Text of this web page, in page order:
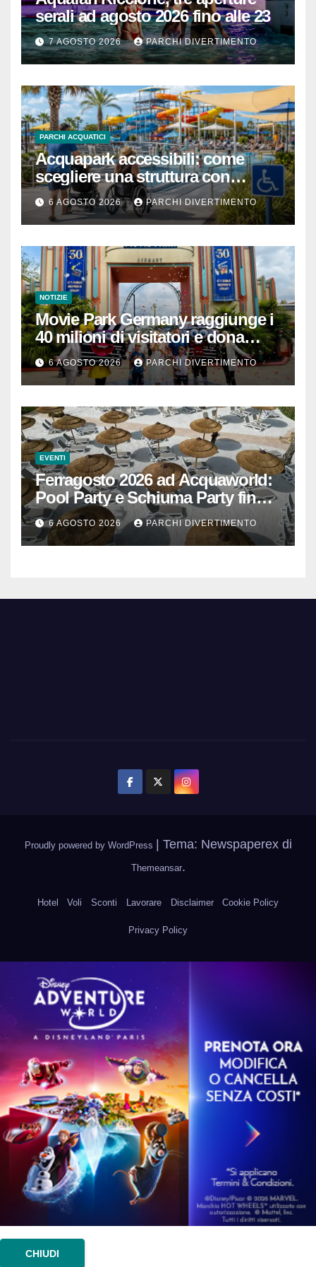
serali ad agosto 2026 fino alle 23
7 AGOSTO 2026 PARCHI DIVERTIMENTO
PARCHI ACQUATICI
Acquapark accessibili: come
scegliere una struttura con
passeggino o sedia a rotelle
6 AGOSTO 2026 PARCHI DIVERTIMENTO
NOTIZIE
Movie Park Germany raggiunge i
40 milioni di visitatori e dona
40.000 euro
6 AGOSTO 2026 PARCHI DIVERTIMENTO
EVENTI
Ferragosto 2026 ad Acquaworld:
Pool Party e Schiuma Party fino a
mezzanotte
6 AGOSTO 2026 PARCHI DIVERTIMENTO
Proudly powered by WordPress | Tema: Newspaperex di
Themeansar.
Hotel Voli Sconti Lavorare Disclaimer Cookie Policy
Privacy Policy
CHIUDI